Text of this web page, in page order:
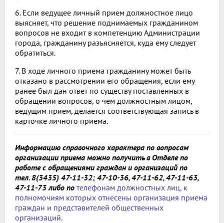
6. Если ведущее личный прием должностное лицо
выясняет, что решение поднимаемых гражданином
вопросов не входит в компетенцию Администрации
города, гражданину разъясняется, куда ему следует
обратиться.
7. В ходе личного приема гражданину может быть
отказано в рассмотрении его обращения, если ему
ранее был дан ответ по существу поставленных в
обращении вопросов, о чем должностным лицом,
ведущим прием, делается соответствующая запись в
карточке личного приема.
Информацию справочного характера по вопросам
организации приема можно получить в Отделе по
работе с обращениями граждан и организаций по
тел. 8(3435) 47-11-32; 47-10-36, 47-11-62, 47-11-63,
47-11-73 либо по телефонам должностных лиц, к
полномочиям которых отнесены организация приема
граждан и представителей общественных
организаций.